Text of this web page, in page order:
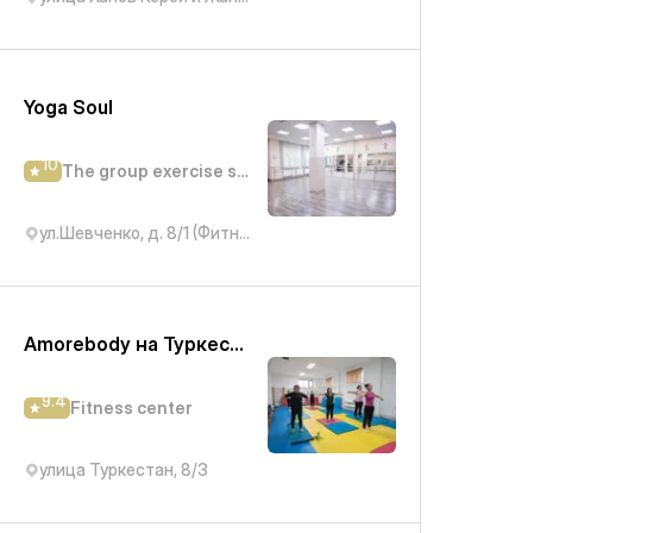
Yoga Soul
10 The group exercise studio
ул.Шевченко, д. 8/1 (Фитнес клуб Арлан)
Amorebody на Туркестан
9.4 Fitness center
улица Туркестан, 8/3